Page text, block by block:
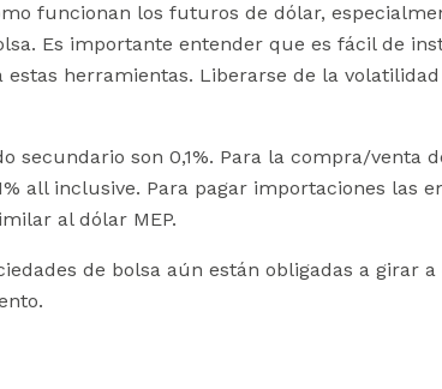
funcionan los futuros de dólar,
Es importante entender que es fácil de
herramientas. Liberarse de la
son 0,1%. Para la compra/venta
all inclusive. Para pagar importaciones las
al dólar MEP.
de bolsa aún están obligadas a girar